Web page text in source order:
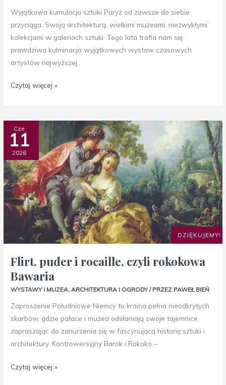
Wyjątkowa kumulacja sztuki Paryż od zawsze do siebie
przyciąga. Swoją architekturą, wielkimi muzeami, niezwykłymi
kolekcjami w galeriach sztuki. Tego lata trafia nam się
prawdziwa kulminacja wyjątkowych wystaw czasowych
artystów najwyższej
Czytaj więcej »
DZIĘKUJEMY!
Cze
11
2026
Flirt, puder i rocaille, czyli rokokowa
Bawaria
WYSTAWY I MUZEA,ARCHITEKTURA I OGRODY/ PRZEZ PAWEŁ BIEŃ
Zaproszenie Południowe Niemcy to kraina pełna nieodkrytych
skarbów, gdzie pałace i muzea odsłaniają swoje tajemnice,
zapraszając do zanurzenia się w fascynującą historię sztuki i
architektury. Kontrowersyjny Barok i Rokoko –
Flirt,
puder
rocaille,
czyli
rokokowa
Bawaria
Czytaj więcej »